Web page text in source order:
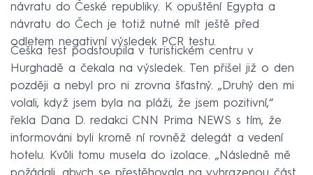
návratu do České republiky. K opuštění Egypta a
návratu do Čech je totiž nutné mít ještě před
odletem negativní výsledek PCR testu.
Češka test podstoupila v turistickém centru v
Hurghadě a čekala na výsledek. Ten přišel již o den
později a nebyl pro ni zrovna šťastný. „Druhý den mi
volali, když jsem byla na pláži, že jsem pozitivní,“
řekla Dana D. redakci CNN Prima NEWS s tím, že
informováni byli kromě ní rovněž delegát a vedení
hotelu. Kvůli tomu musela do izolace. „Následně mě